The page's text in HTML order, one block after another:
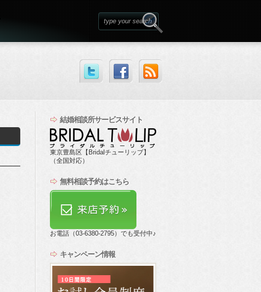
結婚相談所サービスサイト
東京豊島区【Bridalチューリップ】
（全国対応）
無料相談予約はこちら
お電話（03-6380-2795）でも受付中♪
キャンペーン情報